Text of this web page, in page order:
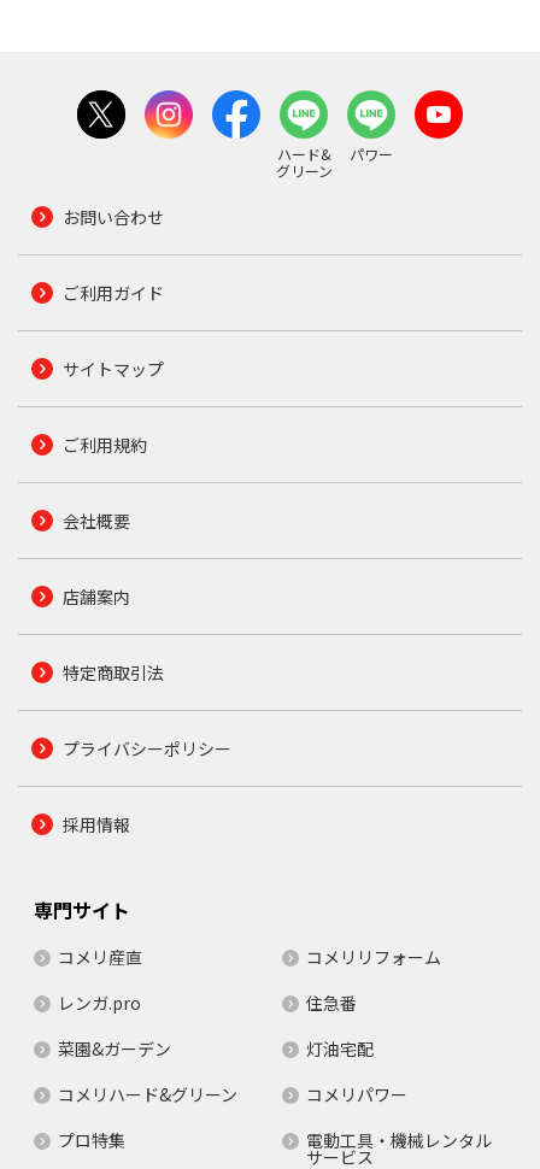
ハード&
グリーン
パワー
お問い合わせ
ご利用ガイド
サイトマップ
ご利用規約
会社概要
店舗案内
特定商取引法
プライバシーポリシー
採用情報
専門サイト
コメリ産直
コメリリフォーム
レンガ.pro
住急番
菜園&ガーデン
灯油宅配
コメリハード&グリーン
コメリパワー
プロ特集
電動工具・機械レンタル
サービス